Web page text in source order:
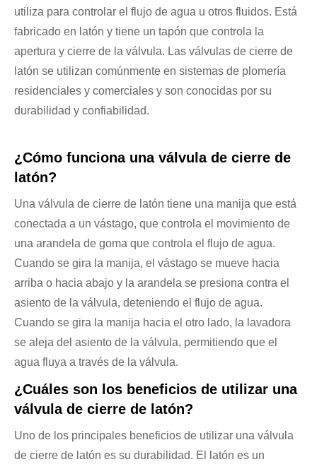
utiliza para controlar el flujo de agua u otros fluidos. Está
fabricado en latón y tiene un tapón que controla la
apertura y cierre de la válvula. Las válvulas de cierre de
latón se utilizan comúnmente en sistemas de plomería
residenciales y comerciales y son conocidas por su
durabilidad y confiabilidad.
¿Cómo funciona una válvula de cierre de
latón?
Una válvula de cierre de latón tiene una manija que está
conectada a un vástago, que controla el movimiento de
una arandela de goma que controla el flujo de agua.
Cuando se gira la manija, el vástago se mueve hacia
arriba o hacia abajo y la arandela se presiona contra el
asiento de la válvula, deteniendo el flujo de agua.
Cuando se gira la manija hacia el otro lado, la lavadora
se aleja del asiento de la válvula, permitiendo que el
agua fluya a través de la válvula.
¿Cuáles son los beneficios de utilizar una
válvula de cierre de latón?
Uno de los principales beneficios de utilizar una válvula
de cierre de latón es su durabilidad. El latón es un